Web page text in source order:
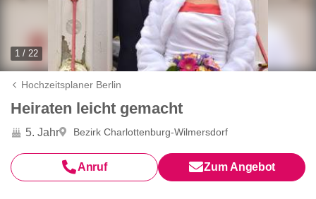
1 / 22
Hochzeitsplaner Berlin
Heiraten leicht gemacht
5. Jahr Bezirk Charlottenburg-Wilmersdorf
Anruf Zum Angebot